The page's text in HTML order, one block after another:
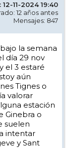
11-2024 19:40
12 años antes
Mensajes: 847
la semana
día 29 nov
el 3 estaré
aún
Tignes o
valorar
estación
Ginebra o
suelen
intentar
y Sant